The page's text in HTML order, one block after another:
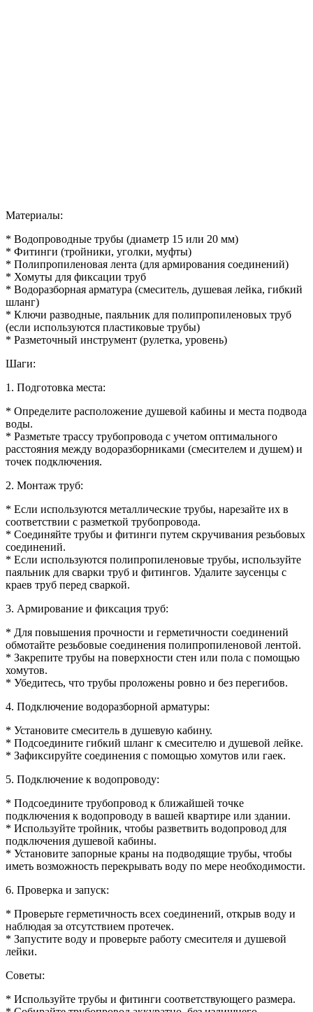
Материалы:
* Водопроводные трубы (диаметр 15 или 20 мм)
* Фитинги (тройники, уголки, муфты)
* Полипропиленовая лента (для армирования соединений)
* Хомуты для фиксации труб
* Водоразборная арматура (смеситель, душевая лейка, гибкий
шланг)
* Ключи разводные, паяльник для полипропиленовых труб
(если используются пластиковые трубы)
* Разметочный инструмент (рулетка, уровень)
Шаги:
1. Подготовка места:
* Определите расположение душевой кабины и места подвода
воды.
* Разметьте трассу трубопровода с учетом оптимального
расстояния между водоразборниками (смесителем и душем) и
точек подключения.
2. Монтаж труб:
* Если используются металлические трубы, нарезайте их в
соответствии с разметкой трубопровода.
* Соединяйте трубы и фитинги путем скручивания резьбовых
соединений.
* Если используются полипропиленовые трубы, используйте
паяльник для сварки труб и фитингов. Удалите заусенцы с
краев труб перед сваркой.
3. Армирование и фиксация труб:
* Для повышения прочности и герметичности соединений
обмотайте резьбовые соединения полипропиленовой лентой.
* Закрепите трубы на поверхности стен или пола с помощью
хомутов.
* Убедитесь, что трубы проложены ровно и без перегибов.
4. Подключение водоразборной арматуры:
* Установите смеситель в душевую кабину.
* Подсоедините гибкий шланг к смесителю и душевой лейке.
* Зафиксируйте соединения с помощью хомутов или гаек.
5. Подключение к водопроводу:
* Подсоедините трубопровод к ближайшей точке
подключения к водопроводу в вашей квартире или здании.
* Используйте тройник, чтобы разветвить водопровод для
подключения душевой кабины.
* Установите запорные краны на подводящие трубы, чтобы
иметь возможность перекрывать воду по мере необходимости.
6. Проверка и запуск:
* Проверьте герметичность всех соединений, открыв воду и
наблюдая за отсутствием протечек.
* Запустите воду и проверьте работу смесителя и душевой
лейки.
Советы:
* Используйте трубы и фитинги соответствующего размера.